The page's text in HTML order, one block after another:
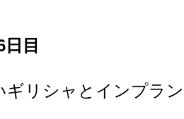
目
ギリシャとインプラ